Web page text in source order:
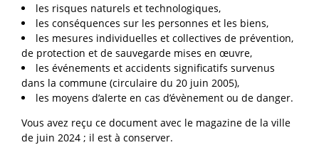
les risques naturels et technologiques,
les conséquences sur les personnes et les biens,
les mesures individuelles et collectives de prévention,
de protection et de sauvegarde mises en œuvre,
les événements et accidents significatifs survenus
dans la commune (circulaire du 20 juin 2005),
les moyens d’alerte en cas d’évènement ou de danger.
Vous avez reçu ce document avec le magazine de la ville
de juin 2024 ; il est à conserver.